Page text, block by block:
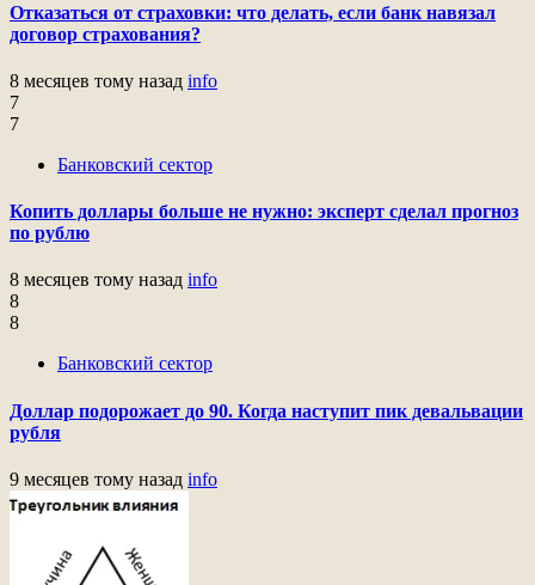
Отказаться от страховки: что делать, если банк навязал
договор страхования?
8 месяцев тому назад info
7
7
Банковский сектор
Копить доллары больше не нужно: эксперт сделал прогноз
по рублю
8 месяцев тому назад info
8
8
Банковский сектор
Доллар подорожает до 90. Когда наступит пик девальвации
рубля
9 месяцев тому назад info